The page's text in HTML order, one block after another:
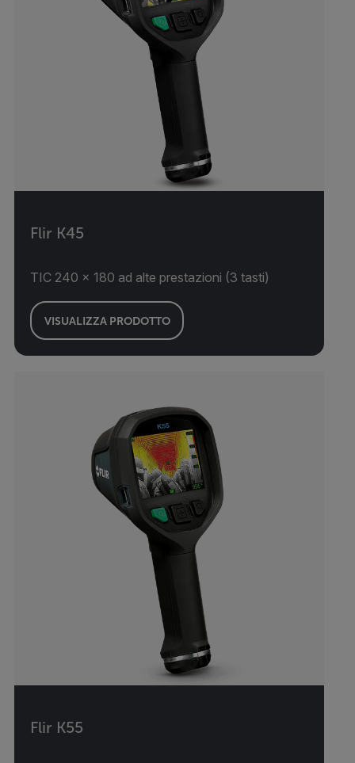
Flir K45
TIC 240 × 180 ad alte prestazioni (3 tasti)
VISUALIZZA PRODOTTO
Flir K55